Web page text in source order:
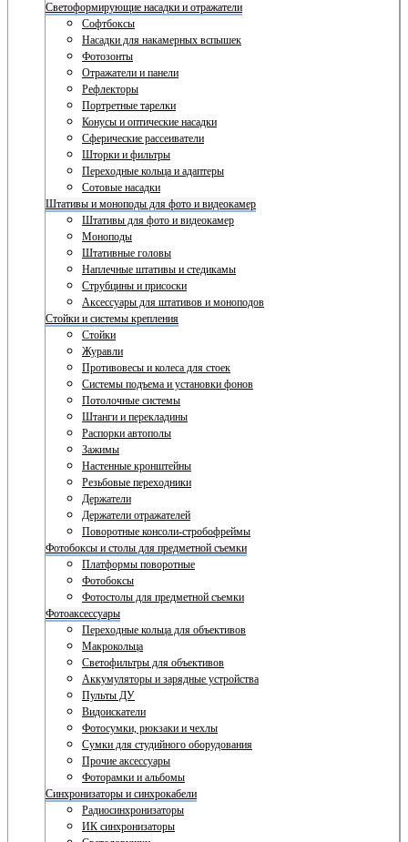
Светоформирующие насадки и отражатели
Софтбоксы
Насадки для накамерных вспышек
Фотозонты
Отражатели и панели
Рефлекторы
Портретные тарелки
Конусы и оптические насадки
Сферические рассеиватели
Шторки и фильтры
Переходные кольца и адаптеры
Сотовые насадки
Штативы и моноподы для фото и видеокамер
Штативы для фото и видеокамер
Моноподы
Штативные головы
Наплечные штативы и стедикамы
Струбцины и присоски
Аксессуары для штативов и моноподов
Стойки и системы крепления
Стойки
Журавли
Противовесы и колеса для стоек
Системы подъема и установки фонов
Потолочные системы
Штанги и перекладины
Распорки автополы
Зажимы
Настенные кронштейны
Резьбовые переходники
Держатели
Держатели отражателей
Поворотные консоли-стробофреймы
Фотобоксы и столы для предметной съемки
Платформы поворотные
Фотобоксы
Фотостолы для предметной съемки
Фотоаксессуары
Переходные кольца для объективов
Макрокольца
Светофильтры для объективов
Аккумуляторы и зарядные устройства
Пульты ДУ
Видоискатели
Фотосумки, рюкзаки и чехлы
Сумки для студийного оборудования
Прочие аксессуары
Фоторамки и альбомы
Синхронизаторы и синхрокабели
Радиосинхронизаторы
ИК синхронизаторы